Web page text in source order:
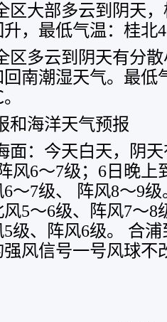
区大部多云到阴天
升，最低气温：桂
区多云到阴天有分
回南潮湿天气。最
和海洋天气预报
面：今天白天，阴
风6～7级；6日晚上
～7级、 阵风8～9
5～6级、阵风7～8
级、阵风6级。 合
风信号一号风球不